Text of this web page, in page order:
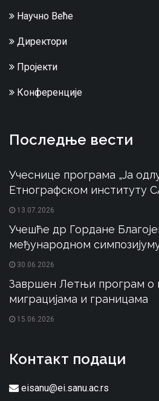
Научно Веће
Директори
Пројекти
Конференције
Последње вести
Учеснице програма „Ја
Етнографском институту
13.07.2026
Учешће др Гордане
међународном симпозијуму
30.06.2026
Завршен Летњи програм о
миграцијама и границама
15.06.2026
Контакт подаци
eisanu@ei.sanu.ac.rs